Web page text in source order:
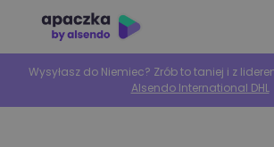
Wysyłasz do Niemiec? Zrób to taniej i z
Alsendo International DHL